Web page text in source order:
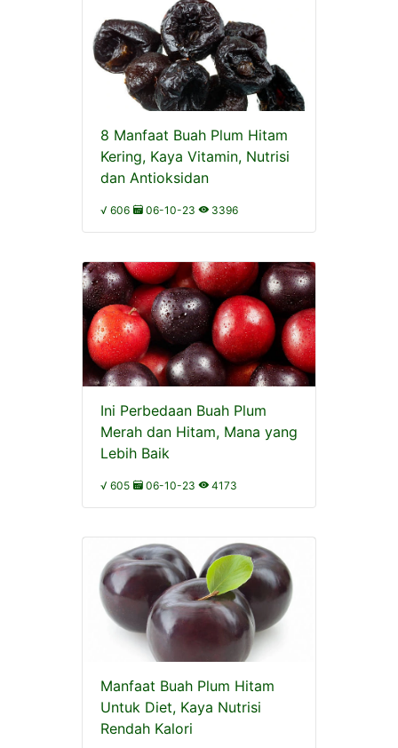
8 Manfaat Buah Plum Hitam
Kering, Kaya Vitamin, Nutrisi
dan Antioksidan
√ 606 06-10-23 3396
Ini Perbedaan Buah Plum
Merah dan Hitam, Mana yang
Lebih Baik
√ 605 06-10-23 4173
Manfaat Buah Plum Hitam
Untuk Diet, Kaya Nutrisi
Rendah Kalori